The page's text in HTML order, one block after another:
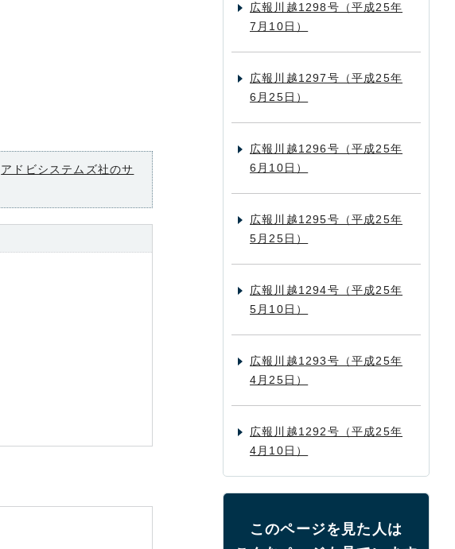
アドビシステムズ社のサ
広報川越1298号（平成25年
7月10日）
広報川越1297号（平成25年
6月25日）
広報川越1296号（平成25年
6月10日）
広報川越1295号（平成25年
5月25日）
広報川越1294号（平成25年
5月10日）
広報川越1293号（平成25年
4月25日）
広報川越1292号（平成25年
4月10日）
このページを見た人は